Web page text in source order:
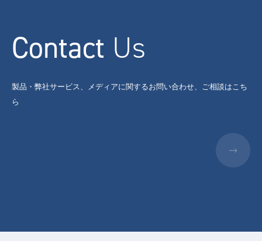
Contact Us
製品・弊社サービス、メディアに関するお問い合わせ、ご相談はこち
ら